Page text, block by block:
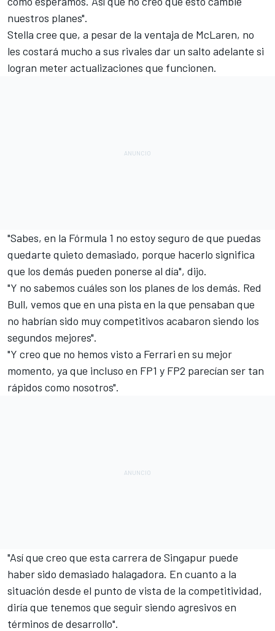
nuestros planes".
Stella cree que, a pesar de la ventaja de McLaren, no
les costará mucho a sus rivales dar un salto adelante si
logran meter actualizaciones que funcionen.
"Sabes, en la Fórmula 1 no estoy seguro de que puedas
quedarte quieto demasiado, porque hacerlo significa
que los demás pueden ponerse al día", dijo.
"Y no sabemos cuáles son los planes de los demás. Red
Bull, vemos que en una pista en la que pensaban que
no habrían sido muy competitivos acabaron siendo los
segundos mejores".
"Y creo que no hemos visto a Ferrari en su mejor
momento, ya que incluso en FP1 y FP2 parecían ser tan
rápidos como nosotros".
"Así que creo que esta carrera de Singapur puede
haber sido demasiado halagadora. En cuanto a la
situación desde el punto de vista de la competitividad,
diría que tenemos que seguir siendo agresivos en
términos de desarrollo".